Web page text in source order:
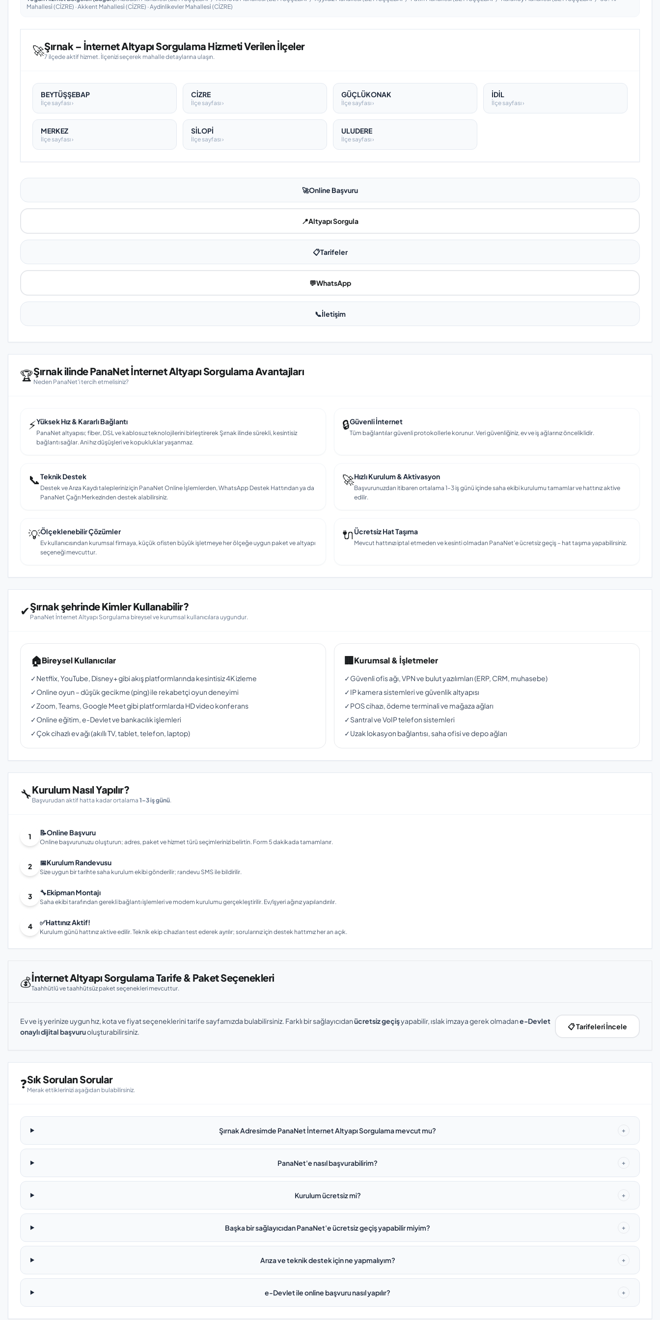
Mahallesi̇ (CİZRE) · Akkent Mahallesi̇ (CİZRE) · Aydinlikevler Mahallesi̇ (CİZRE)
🚀Şırnak – İnternet Altyapı Sorgulama Hizmeti Verilen İlçeler
7 ilçede aktif hizmet. İlçenizi seçerek mahalle detaylarına ulaşın.
BEYTÜŞŞEBAP
İlçe sayfası ›
CİZRE
İlçe sayfası ›
GÜÇLÜKONAK
İlçe sayfası ›
İDİL
İlçe sayfası ›
MERKEZ
İlçe sayfası ›
SİLOPİ
İlçe sayfası ›
ULUDERE
İlçe sayfası ›
🚀Online Başvuru
📍Altyapı Sorgula
📋Tarifeler
💬WhatsApp
📞İletişim
🏆Şırnak ilinde PanaNet İnternet Altyapı Sorgulama Avantajları
Neden PanaNet'i tercih etmelisiniz?
⚡Yüksek Hız & Kararlı Bağlantı
PanaNet altyapısı; fiber, DSL ve kablosuz teknolojilerini birleştirerek Şırnak ilinde sürekli, kesintisiz
bağlantı sağlar. Ani hız düşüşleri ve kopukluklar yaşanmaz.
🔒Güvenli İnternet
Tüm bağlantılar güvenli protokollerle korunur. Veri güvenliğiniz, ev ve iş ağlarınız önceliklidir.
📞Teknik Destek
Destek ve Arıza Kaydı talepleriniz için PanaNet Online İşlemlerden, WhatsApp Destek Hattından ya da
PanaNet Çağrı Merkezinden destek alabilirsiniz.
🚀Hızlı Kurulum & Aktivasyon
Başvurunuzdan itibaren ortalama 1–3 iş günü içinde saha ekibi kurulumu tamamlar ve hattınız aktive
edilir.
💡Ölçeklenebilir Çözümler
Ev kullanıcısından kurumsal firmaya, küçük ofisten büyük işletmeye her ölçeğe uygun paket ve altyapı
seçeneği mevcuttur.
🔌Ücretsiz Hat Taşıma
Mevcut hattınızı iptal etmeden ve kesinti olmadan PanaNet'e ücretsiz geçiş – hat taşıma yapabilirsiniz.
✔Şırnak şehrinde Kimler Kullanabilir?
PanaNet İnternet Altyapı Sorgulama bireysel ve kurumsal kullanıcılara uygundur.
🏠Bireysel Kullanıcılar
✓Netflix, YouTube, Disney+ gibi akış platformlarında kesintisiz 4K izleme
✓Online oyun – düşük gecikme (ping) ile rekabetçi oyun deneyimi
✓Zoom, Teams, Google Meet gibi platformlarda HD video konferans
✓Online eğitim, e-Devlet ve bankacılık işlemleri
✓Çok cihazlı ev ağı (akıllı TV, tablet, telefon, laptop)
🏢Kurumsal & İşletmeler
✓Güvenli ofis ağı, VPN ve bulut yazılımları (ERP, CRM, muhasebe)
✓IP kamera sistemleri ve güvenlik altyapısı
✓POS cihazı, ödeme terminali ve mağaza ağları
✓Santral ve VoIP telefon sistemleri
✓Uzak lokasyon bağlantısı, saha ofisi ve depo ağları
🔧Kurulum Nasıl Yapılır?
Başvurudan aktif hatta kadar ortalama 1–3 iş günü.
1 📝Online Başvuru
Online başvurunuzu oluşturun; adres, paket ve hizmet türü seçimlerinizi belirtin. Form 5 dakikada tamamlanır.
2 📅Kurulum Randevusu
Size uygun bir tarihte saha kurulum ekibi gönderilir; randevu SMS ile bildirilir.
3 🔧Ekipman Montajı
Saha ekibi tarafından gerekli bağlantı işlemleri ve modem kurulumu gerçekleştirilir. Ev/işyeri ağınız yapılandırılır.
4 ✅Hattınız Aktif!
Kurulum günü hattınız aktive edilir. Teknik ekip cihazları test ederek ayrılır; sorularınız için destek hattımız her an açık.
💰İnternet Altyapı Sorgulama Tarife & Paket Seçenekleri
Taahhütlü ve taahhütsüz paket seçenekleri mevcuttur.
Ev ve iş yerinize uygun hız, kota ve fiyat seçeneklerini tarife sayfamızda bulabilirsiniz. Farklı bir sağlayıcıdanücretsiz geçişyapabilir, ıslak imzaya gerek olmadane-Devlet
onaylı dijital başvuruoluşturabilirsiniz.
📋 Tarifeleri İncele
❓Sık Sorulan Sorular
Merak ettiklerinizi aşağıdan bulabilirsiniz.
Şırnak Adresimde PanaNet İnternet Altyapı Sorgulama mevcut mu? +
PanaNet'e nasıl başvurabilirim? +
Kurulum ücretsiz mi? +
Başka bir sağlayıcıdan PanaNet'e ücretsiz geçiş yapabilir miyim? +
Arıza ve teknik destek için ne yapmalıyım? +
e-Devlet ile online başvuru nasıl yapılır? +